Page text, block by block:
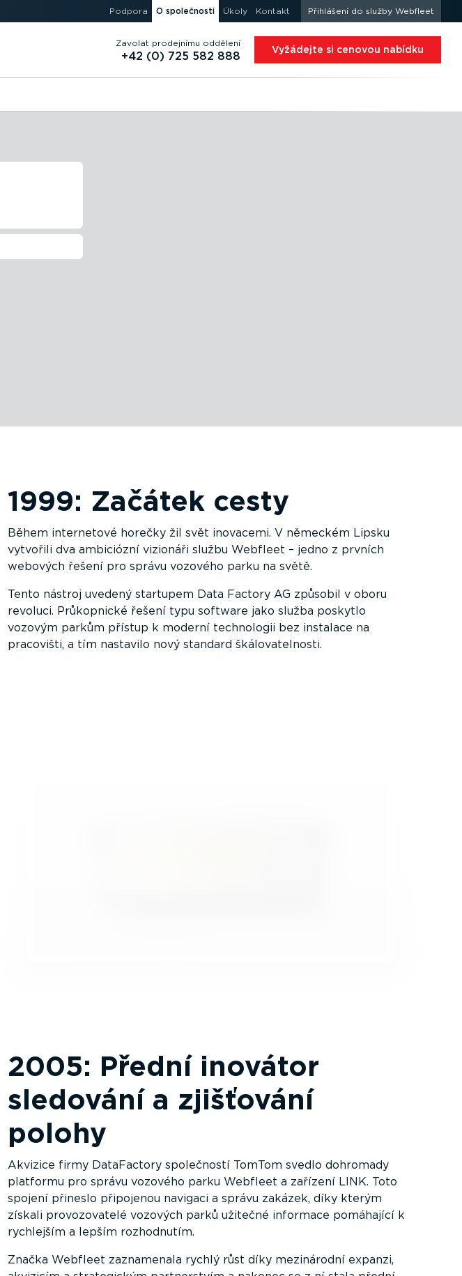
Podpora O společnosti Úkoly Kontakt Přihlášení do služby Webfleet
Zavolat prodejnímu oddělení
+42 (0) 725 582 888 Vyžádejte si cenovou nabídku
1999: Začátek cesty
Během internetové horečky žil svět inovacemi. V německém Lipsku
vytvořili dva ambiciózní vizionáři službu Webfleet – jedno z prvních
webových řešení pro správu vozového parku na světě.
Tento nástroj uvedený startupem Data Factory AG způsobil v oboru
revoluci. Průkopnické řešení typu software jako služba poskytlo
vozovým parkům přístup k moderní technologii bez instalace na
pracovišti, a tím nastavilo nový standard škálo­va­tel­nosti.
2005: Přední inovátor
sledování a zjišťování
polohy
Akvizice firmy DataFactory společností TomTom svedlo dohromady
platformu pro správu vozového parku Webfleet a zařízení LINK. Toto
spojení přineslo připojenou navigaci a správu zakázek, díky kterým
získali provo­zo­vatelé vozových parků užitečné informace pomáhající k
rychlejším a lepším rozhodnutím.
Značka Webfleet zaznamenala rychlý růst díky mezinárodní expanzi,